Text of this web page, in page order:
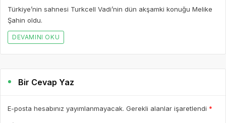
Türkiye’nin sahnesi Turkcell Vadi’nin dün akşamki konuğu Melike
Şahin oldu.
DEVAMINI OKU
Bir Cevap Yaz
E-posta hesabınız yayımlanmayacak. Gerekli alanlar işaretlendi *